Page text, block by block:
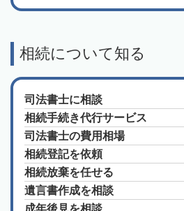
相続について知る
司法書士に相談
相続手続き代行サービス
司法書士の費用相場
相続登記を依頼
相続放棄を任せる
遺言書作成を相談